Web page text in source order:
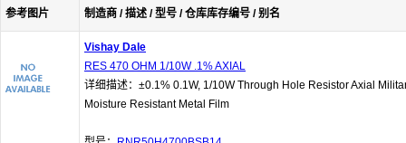
参考图片 制造商 / 描述 / 型号 / 仓库库存编号 / 别名
Vishay Dale
RES 470 OHM 1/10W .1% AXIAL
详细描述：±0.1% 0.1W, 1/10W Through Hole Resistor Axial
Moisture Resistant Metal Film